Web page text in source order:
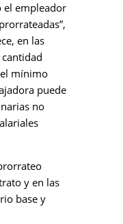
el empleador
en las
mínimo
puede
no
y en las
base y